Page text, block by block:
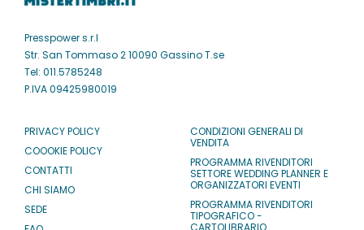
Presspower s.r.l
Str. San Tommaso 2 10090 Gassino T.se
Tel: 011.5785248
P.IVA 09425980019
PRIVACY POLICY
COOOKIE POLICY
CONTATTI
CHI SIAMO
SEDE
CONDIZIONI GENERALI DI
VENDITA
PROGRAMMA RIVENDITORI
SETTORE WEDDING PLANNER E
ORGANIZZATORI EVENTI
PROGRAMMA RIVENDITORI
TIPOGRAFICO -